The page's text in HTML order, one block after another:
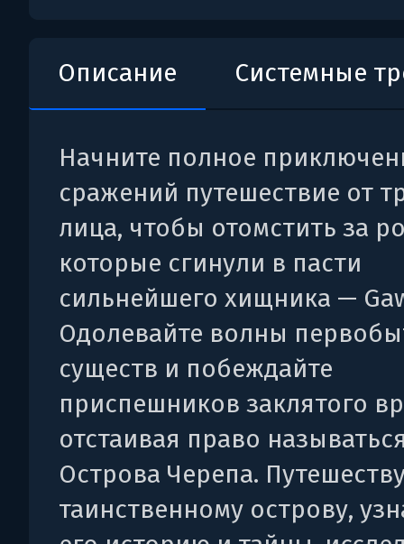
Описание Системные
Начните полное
сражений путешествие от
лица, чтобы отомстить за
которые сгинули в пасти
сильнейшего хищника —
Одолевайте волны
существ и побеждайте
приспешников заклятого
отстаивая право
Острова Черепа.
таинственному острову,